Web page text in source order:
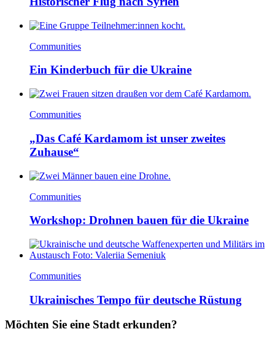
Communities
Ein Kinderbuch für die Ukraine
Communities
„Das Café Kardamom ist unser zweites
Zuhause“
Communities
Workshop: Drohnen bauen für die Ukraine
Communities
Ukrainisches Tempo für deutsche Rüstung
Möchten Sie eine Stadt erkunden?